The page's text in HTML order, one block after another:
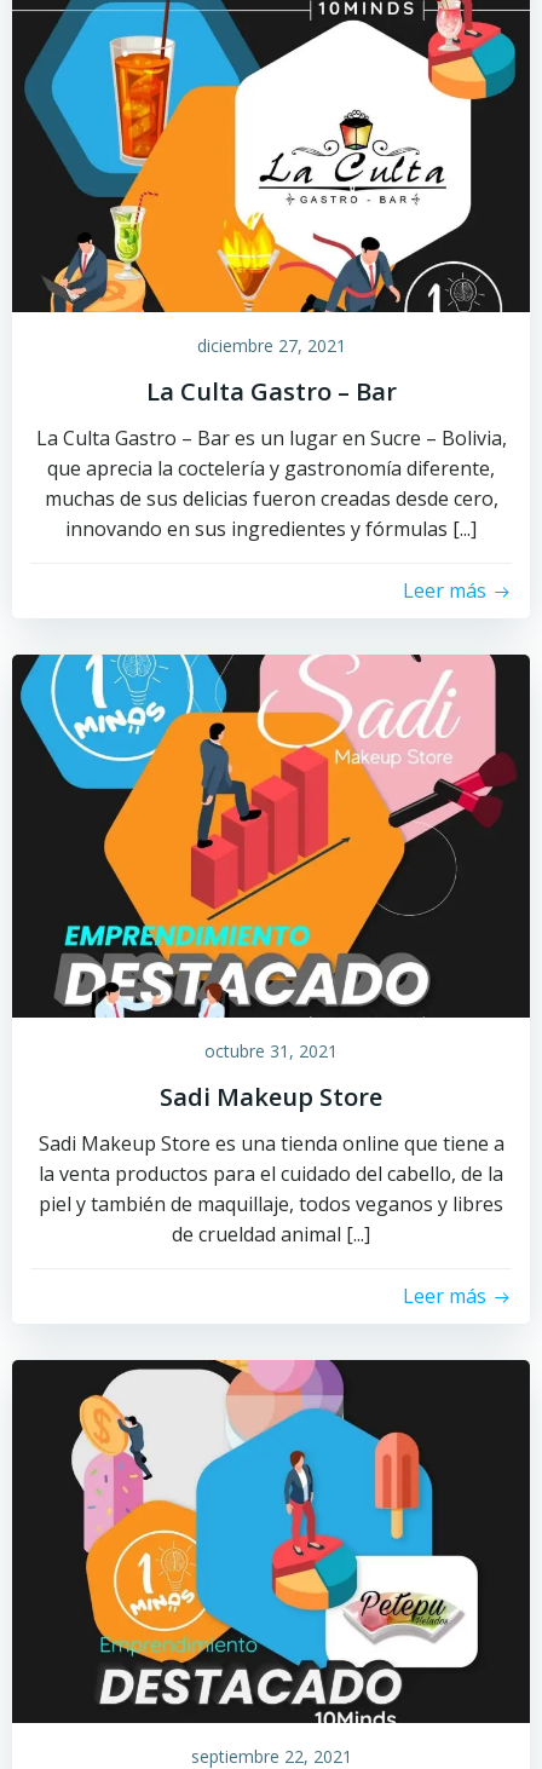
diciembre 27, 2021
La Culta Gastro – Bar
La Culta Gastro – Bar es un lugar en Sucre – Bolivia,
que aprecia la coctelería y gastronomía diferente,
muchas de sus delicias fueron creadas desde cero,
innovando en sus ingredientes y fórmulas [...]
Leer más
octubre 31, 2021
Sadi Makeup Store
Sadi Makeup Store es una tienda online que tiene a
la venta productos para el cuidado del cabello, de la
piel y también de maquillaje, todos veganos y libres
de crueldad animal [...]
Leer más
septiembre 22, 2021